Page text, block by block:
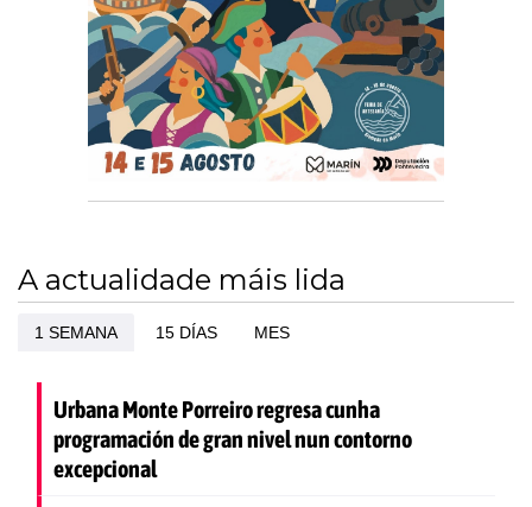
A actualidade máis lida
1 SEMANA 15 DÍAS MES
Urbana Monte Porreiro regresa cunha
programación de gran nivel nun contorno
excepcional